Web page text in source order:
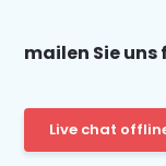
mailen Sie
Live chat